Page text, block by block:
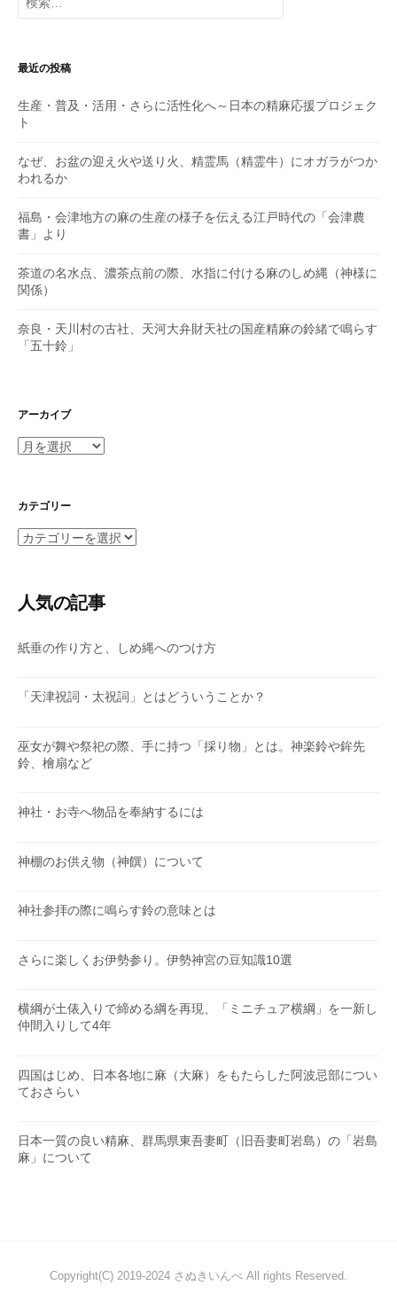
索:
最近の投稿
生産・普及・活用・さらに活性化へ～日本の精麻応援プロジェク
ト
なぜ、お盆の迎え火や送り火、精霊馬（精霊牛）にオガラがつか
われるか
福島・会津地方の麻の生産の様子を伝える江戸時代の「会津農
書」より
茶道の名水点、濃茶点前の際、水指に付ける麻のしめ縄（神様に
関係）
奈良・天川村の古社、天河大弁財天社の国産精麻の鈴緒で鳴らす
「五十鈴」
アーカイブ
ア
イ
カテゴリー
カ
リ
ー
人気の記事
紙垂の作り方と、しめ縄へのつけ方
「天津祝詞・太祝詞」とはどういうことか？
巫女が舞や祭祀の際、手に持つ「採り物」とは。神楽鈴や鉾先
鈴、檜扇など
神社・お寺へ物品を奉納するには
神棚のお供え物（神饌）について
神社参拝の際に鳴らす鈴の意味とは
さらに楽しくお伊勢参り。伊勢神宮の豆知識10選
横綱が土俵入りで締める綱を再現、「ミニチュア横綱」を一新し
仲間入りして4年
四国はじめ、日本各地に麻（大麻）をもたらした阿波忌部につい
ておさらい
日本一質の良い精麻、群馬県東吾妻町（旧吾妻町岩島）の「岩島
麻」について
Copyright(C) 2019-2024 さぬきいんべ All rights Reserved.